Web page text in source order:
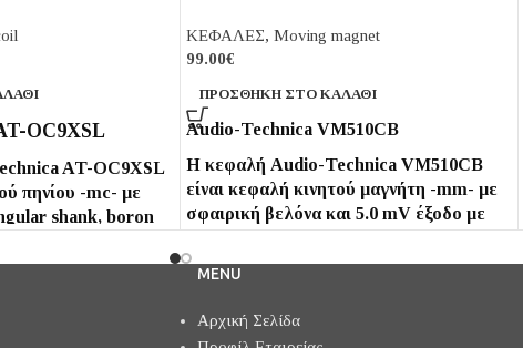
OC9XSL
AT-OC9XSL
πηνίου -mc- με
shank, boron
και απόκριση
ΚΕΦΑΛΕΣ, Moving magnet
99.00€
ΠΡΟΣΘΉΚΗ ΣΤΟ ΚΑΛΆΘΙ
Audio-Technica VM510CB
Η κεφαλή Audio-Technica VM510CB
είναι κεφαλή κινητού μαγνήτη -mm- με
σφαιρική βελόνα και 5.0 mV έξοδο με
kHz) και απόκριση συχνότητας 20 -
MENU
Αρχική Σελίδα